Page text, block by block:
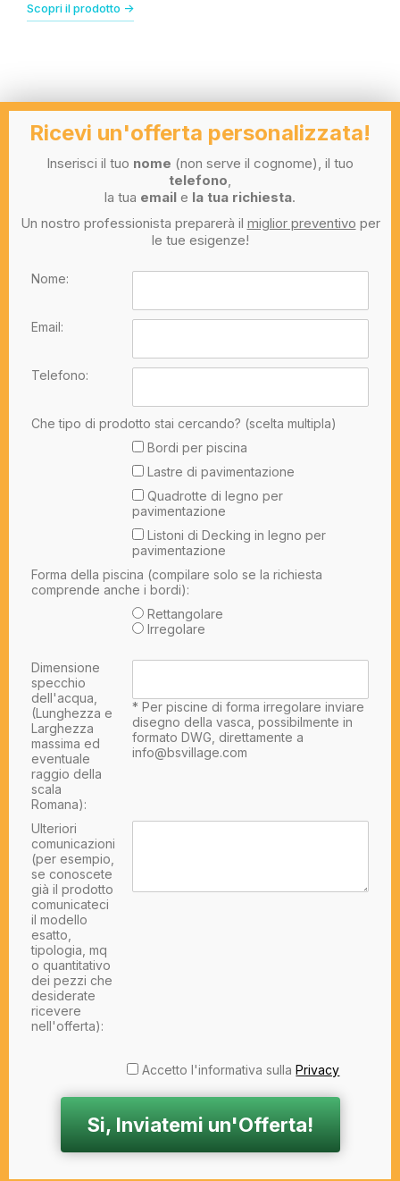
Scopri il prodotto ->
Ricevi un'offerta personalizzata!
Inserisci il tuo nome (non serve il cognome), il tuo
telefono,
la tua email e la tua richiesta.
Un nostro professionista preparerà il miglior preventivo per
le tue esigenze!
Nome:
Email:
Telefono:
Che tipo di prodotto stai cercando? (scelta multipla)
Bordi per piscina
Lastre di pavimentazione
Quadrotte di legno per
pavimentazione
Listoni di Decking in legno per
pavimentazione
Forma della piscina (compilare solo se la richiesta
comprende anche i bordi):
Rettangolare
Irregolare
Dimensione
specchio
dell'acqua,
(Lunghezza e
Larghezza
massima ed
eventuale
raggio della
scala
Romana):
* Per piscine di forma irregolare inviare
disegno della vasca, possibilmente in
formato DWG, direttamente a
info@bsvillage.com
Ulteriori
comunicazioni
(per esempio,
se conoscete
già il prodotto
comunicateci
il modello
esatto,
tipologia, mq
o quantitativo
dei pezzi che
desiderate
ricevere
nell'offerta):
Accetto l'informativa sullaPrivacy